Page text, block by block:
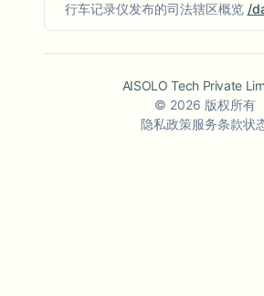
行车记录仪发布的司法辖区概览 /
AISOLO Tech Private
© 2026 版权所有
隐私政策服务条款状